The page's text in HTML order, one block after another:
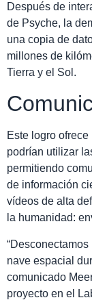
Después de
de Psyche, la
una copia de
millones de
Tierra y el Sol.
Este logro
podrían utilizar
permitiendo
de información
vídeos de alta
la humanidad:
nave espacial
comunicado
proyecto en el